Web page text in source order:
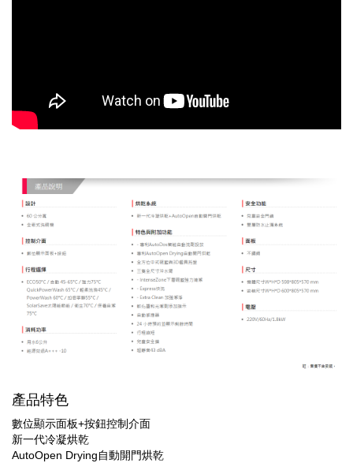
產品特色
數位顯示面板+按鈕控制介面
新一代冷凝烘乾
AutoOpen Drying自動開門烘乾